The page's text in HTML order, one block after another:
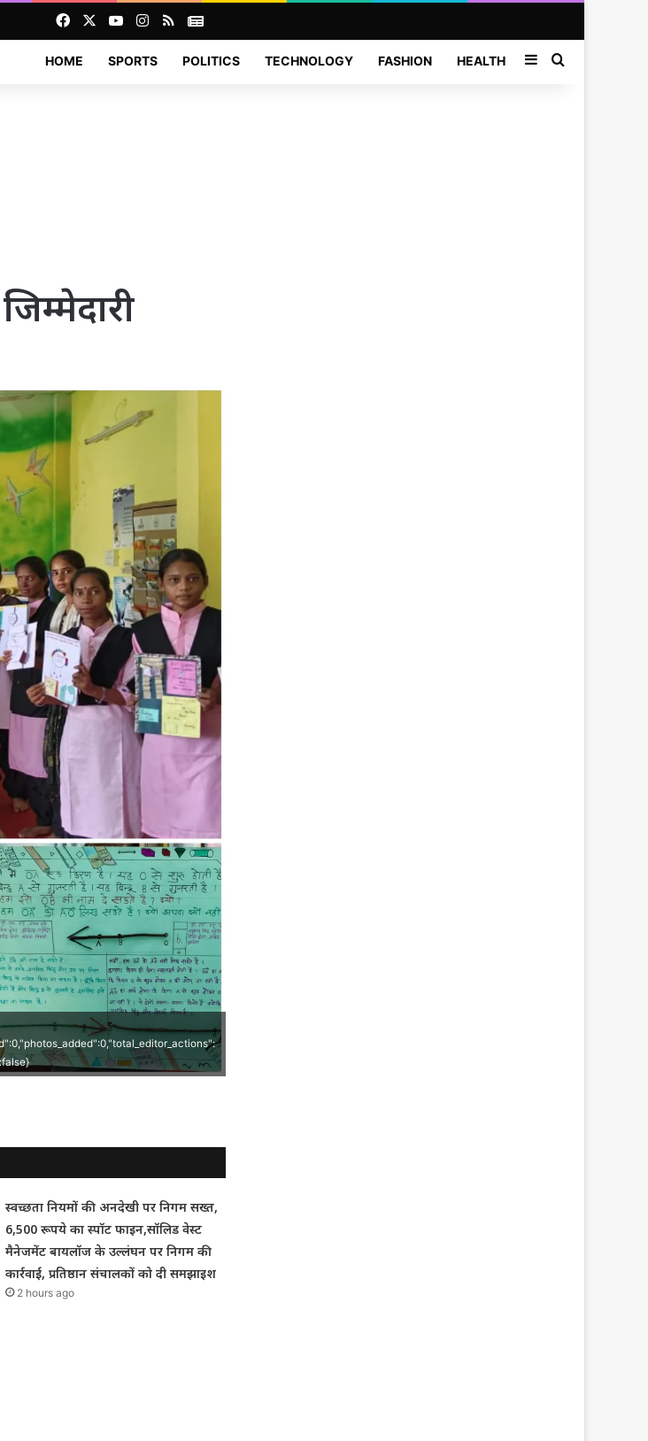
FacebookYouTubeInstagram
RSSNews
HOME SPORTS POLITICS TECHNOLOGY FASHION HEALTH SidebarSearch for
स्वच्छता नियमों की अनदेखी पर निगम सख्त,
6,500 रूपये का स्पॉट फाइन,सॉलिड वेस्ट
मैनेजमेंट बायलॉज के उल्लंघन पर निगम की
कार्रवाई, प्रतिष्ठान संचालकों को दी समझाइश
2 hours ago